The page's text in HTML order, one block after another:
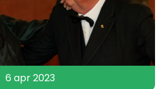
6 apr 2023